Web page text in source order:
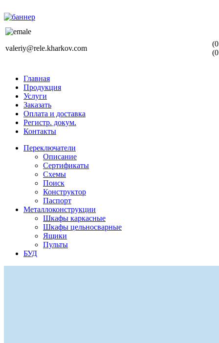
valeriy@rele.kharkov.com
Главная
Продукция
Услуги
Заказать
Оплата и доставка
Регистр. докум.
Контакты
Переключатели
Описание
Сертификаты
Схемы
Поиск
Конструктор
Паспорт
Металлоконструкции
Шкафы каркасные
Шкафы цельносварные
Ящики
Пульты
БУД